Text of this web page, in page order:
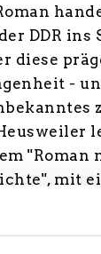
DDR ins
diese
-
"Roman
mit
und